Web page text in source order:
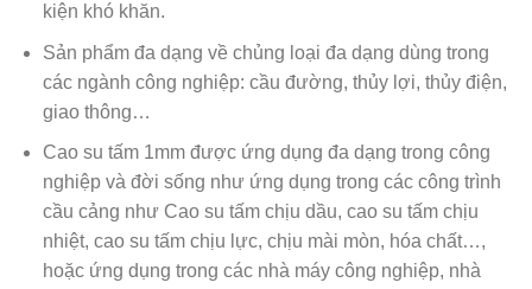
kiện khó khăn.
Sản phẩm đa dạng về chủng loại đa dạng dùng trong
các ngành công nghiệp: cầu đường, thủy lợi, thủy điện,
giao thông…
Cao su tấm 1mm được ứng dụng đa dạng trong công
nghiệp và đời sống như ứng dụng trong các công trình
cầu cảng như Cao su tấm chịu dầu, cao su tấm chịu
nhiệt, cao su tấm chịu lực, chịu mài mòn, hóa chất…,
hoặc ứng dụng trong các nhà máy công nghiệp, nhà